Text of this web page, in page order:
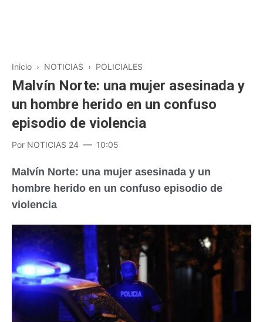
Inicio › NOTICIAS › POLICIALES
Malvín Norte: una mujer asesinada y
un hombre herido en un confuso
episodio de violencia
Por NOTICIAS 24 10:05
Malvín Norte: una mujer asesinada y un
hombre herido en un confuso episodio de
violencia